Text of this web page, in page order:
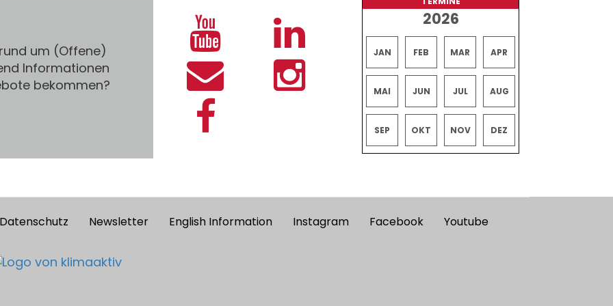
um (Offene)
Informationen
bekommen?
2026
JAN FEB MAR APR
MAI JUN JUL AUG
SEP OKT NOV DEZ
Datenschutz Newsletter English Information Instagram Facebook Youtube